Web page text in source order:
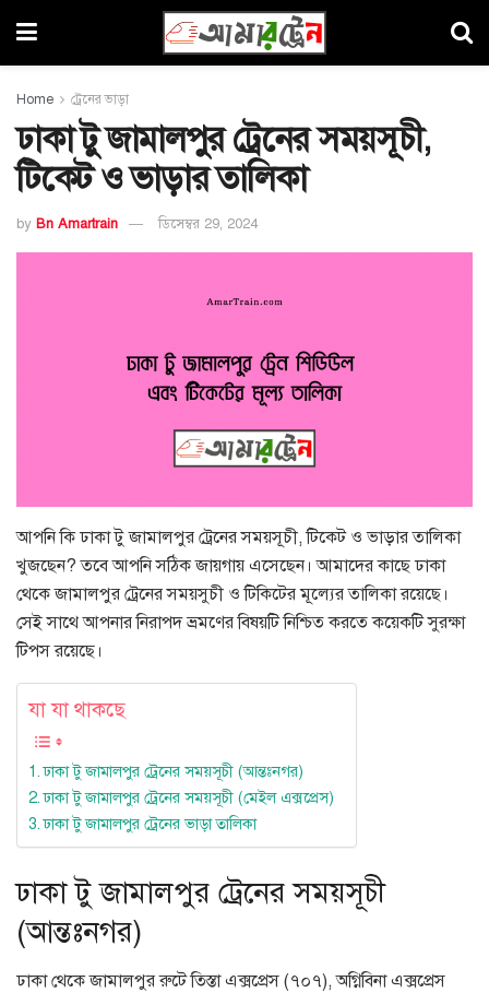
Home ট্রেনের ভাড়া
ঢাকা টু জামালপুর ট্রেনের সময়সূচী,
টিকেট ও ভাড়ার তালিকা
by Bn Amartrain ডিসেম্বর 29, 2024
আপনি কি ঢাকা টু জামালপুর ট্রেনের সময়সূচী, টিকেট ও ভাড়ার তালিকা
খুজছেন? তবে আপনি সঠিক জায়গায় এসেছেন। আমাদের কাছে ঢাকা
থেকে জামালপুর ট্রেনের সময়সুচী ও টিকিটের মূল্যের তালিকা রয়েছে।
সেই সাথে আপনার নিরাপদ ভ্রমণের বিষয়টি নিশ্চিত করতে কয়েকটি সুরক্ষা
টিপস রয়েছে।
যা যা থাকছে
ঢাকা টু জামালপুর ট্রেনের সময়সূচী (আন্তঃনগর)
ঢাকা টু জামালপুর ট্রেনের সময়সূচী (মেইল এক্সপ্রেস)
ঢাকা টু জামালপুর ট্রেনের ভাড়া তালিকা
ঢাকা টু জামালপুর ট্রেনের সময়সূচী
(আন্তঃনগর)
ঢাকা থেকে জামালপুর রুটে তিস্তা এক্সপ্রেস (৭০৭), অগ্নিবিনা এক্সপ্রেস